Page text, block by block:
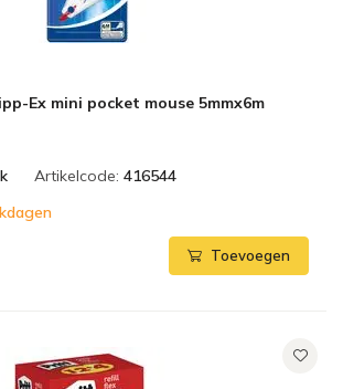
Ex mini pocket mouse 5mmx6m
Artikelcode: 416544
Toevoegen